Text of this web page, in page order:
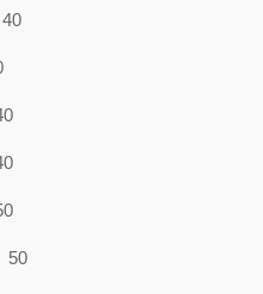
40
40
40
50
50